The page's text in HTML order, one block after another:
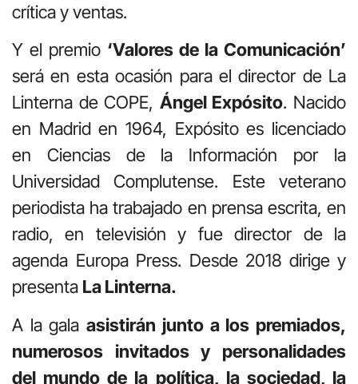
crítica y ventas.
Y el premio ‘Valores de la Comunicación’
será en esta ocasión para el director de La
Linterna de COPE, Ángel Expósito. Nacido
en Madrid en 1964, Expósito es licenciado
en Ciencias de la Información por la
Universidad Complutense. Este veterano
periodista ha trabajado en prensa escrita, en
radio, en televisión y fue director de la
agenda Europa Press. Desde 2018 dirige y
presenta La Linterna.
A la galaasistirán junto a los premiados,
numerosos invitados y personalidades
del mundo de la política, la sociedad, la